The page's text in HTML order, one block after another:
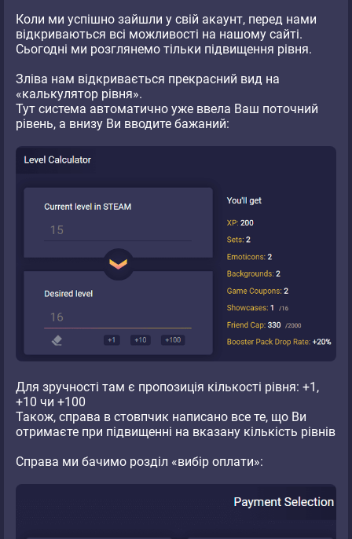
Коли ми успішно зайшли у свій акаунт, перед нами
відкриваються всі можливості на нашому сайті.
Сьогодні ми розглянемо тільки підвищення рівня.
Зліва нам відкривається прекрасний вид на
«калькулятор рівня».
Тут система автоматично уже ввела Ваш поточний
рівень, а внизу Ви вводите бажаний:
Для зручності там є пропозиція кількості рівня: +1,
+10 чи +100
Також, справа в стовпчик написано все те, що Ви
отримаєте при підвищенні на вказану кількість рівнів
Справа ми бачимо розділ «вибір оплати»: